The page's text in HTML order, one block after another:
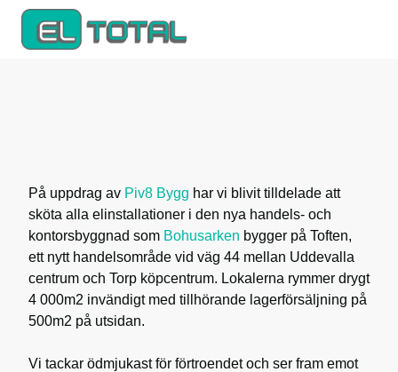
På uppdrag av Piv8 Bygg har vi blivit tilldelade att
sköta alla elinstallationer i den nya handels- och
kontorsbyggnad som Bohusarken bygger på Toften,
ett nytt handelsområde vid väg 44 mellan Uddevalla
centrum och Torp köpcentrum. Lokalerna rymmer drygt
4 000m2 invändigt med tillhörande lagerförsäljning på
500m2 på utsidan.
Vi tackar ödmjukast för förtroendet och ser fram emot